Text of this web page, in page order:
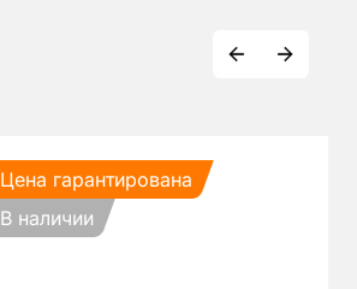
Цена гарантирована
В наличии